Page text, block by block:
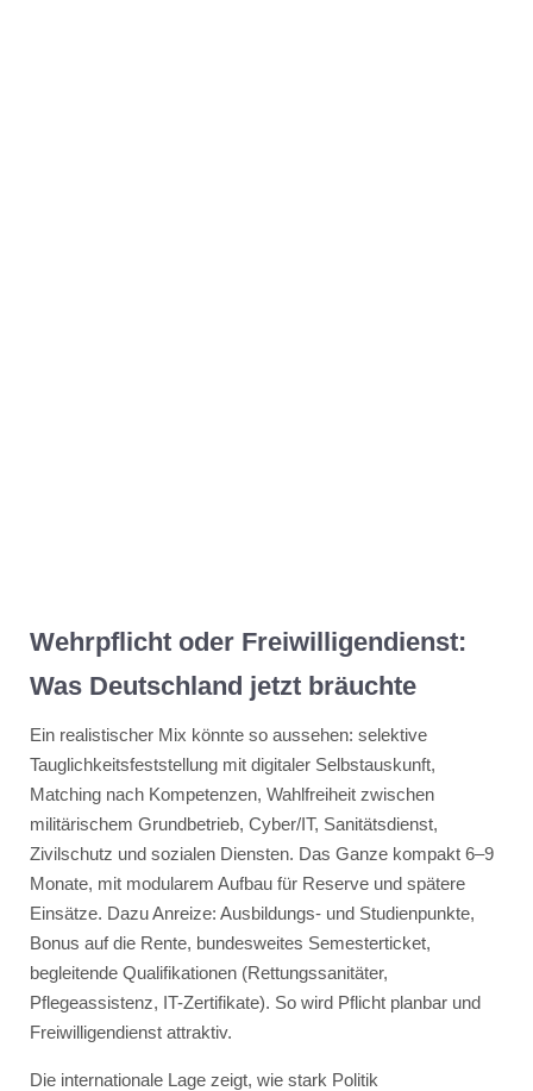
Wehrpflicht oder Freiwilligendienst:
Was Deutschland jetzt bräuchte
Ein realistischer Mix könnte so aussehen: selektive
Tauglichkeitsfeststellung mit digitaler Selbstauskunft,
Matching nach Kompetenzen, Wahlfreiheit zwischen
militärischem Grundbetrieb, Cyber/IT, Sanitätsdienst,
Zivilschutz und sozialen Diensten. Das Ganze kompakt 6–9
Monate, mit modularem Aufbau für Reserve und spätere
Einsätze. Dazu Anreize: Ausbildungs- und Studienpunkte,
Bonus auf die Rente, bundesweites Semesterticket,
begleitende Qualifikationen (Rettungssanitäter,
Pflegeassistenz, IT-Zertifikate). So wird Pflicht planbar und
Freiwilligendienst attraktiv.
Die internationale Lage zeigt, wie stark Politik